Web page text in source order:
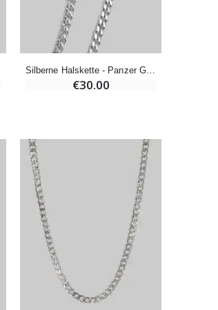
€67.50
Silberne Halskette - Panzer Gliederung 45cm
€30.00